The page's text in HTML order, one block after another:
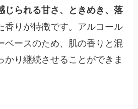
じられる甘さ、ときめき、落
香りが特徴です。アルコール
ベースのため、肌の香りと混
かり継続させることができま